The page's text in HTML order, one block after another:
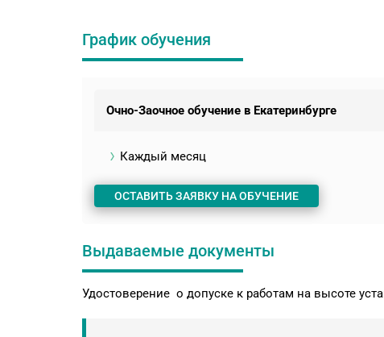
График обучения
Очно-Заочное обучение в Екатеринбурге
Каждый месяц
ОСТАВИТЬ ЗАЯВКУ НА ОБУЧЕНИЕ
Выдаваемые документы
Удостоверение о допуске к работам на высоте